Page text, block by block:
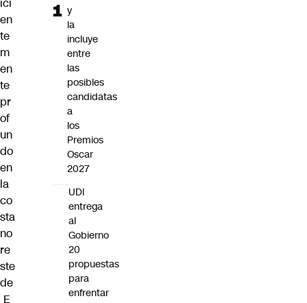
en
te
m
en
te
pr
of
un
do
en
la
co
sta
no
re
ste
de
E
y
la
incluye
entre
las
posibles
candidatas
a
los
Premios
Oscar
2027
UDI
entrega
al
Gobierno
20
propuestas
para
enfrentar